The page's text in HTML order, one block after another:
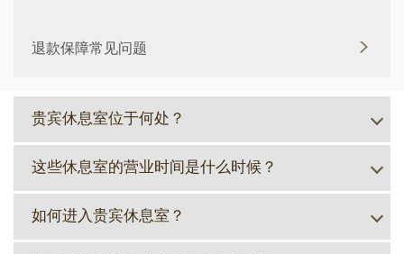
退款保障常见问题
贵宾休息室位于何处？
这些休息室的营业时间是什么时候？
如何进入贵宾休息室？